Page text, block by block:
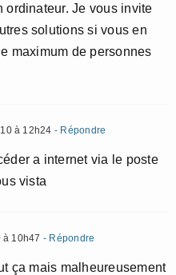
ordinateur. Je vous invite
solutions si vous en
maximum de personnes
à 12h24 - Répondre
a internet via le poste
vista
à 10h47 - Répondre
ça mais malheureusement